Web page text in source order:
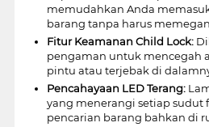
memudahkan Anda
barang tanpa harus
Fitur Keamanan Child Lock:
pengaman untuk mencegah
pintu atau terjebak di
Pencahayaan LED Terang:
yang menerangi setiap sudut
pencarian barang bahkan di